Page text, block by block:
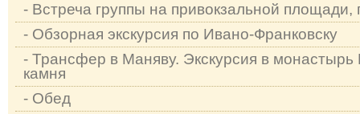
- Встреча группы на привокзальной площади,
- Обзорная экскурсия по Ивано-Франковску
- Трансфер в Маняву. Экскурсия в монастырь
камня
- Обед